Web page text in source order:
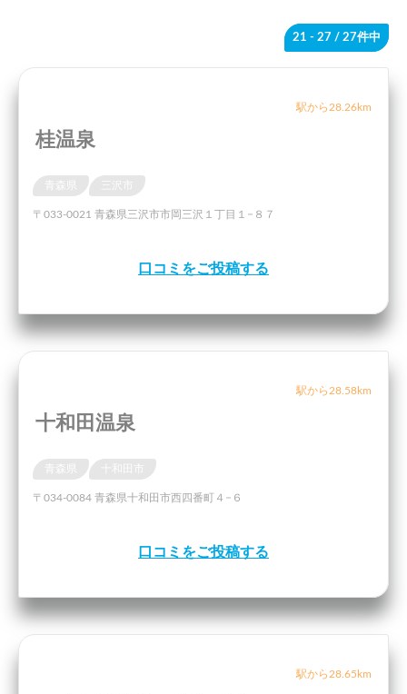
21 - 27 / 27件中
駅から28.26km
桂温泉
青森県
〒033-0021 青森県三沢市市岡三沢１丁目１−８７
口コミをご投稿する
駅から28.58km
十和田温泉
青森県
〒034-0084 青森県十和田市西四番町４−６
口コミをご投稿する
駅から28.65km